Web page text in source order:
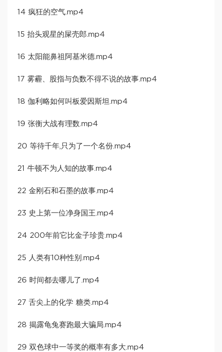
14 疯狂的空气.mp4
15 抬头观星的屎壳郎.mp4
16 太阳能鼻祖阿基米德.mp4
17 雾霾、股指与负数不得不说的故事.mp4
18 伽利略如何叫板爱因斯坦.mp4
19 张衡大战有理数.mp4
20 等待千年,只为了一个名份.mp4
21 牛顿不为人知的故事.mp4
22 金刚石和石墨的故事.mp4
23 史上第一位净身国王.mp4
24 200年前它比金子珍贵.mp4
25 人类有10种性别.mp4
26 时间都去哪儿了.mp4
27 舌尖上的化学 糖类.mp4
28 揭露龟兔赛跑最大骗局.mp4
29 双色球中一等奖的概率有多大.mp4